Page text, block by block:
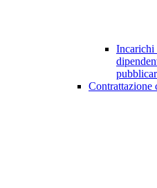
Incarichi
Contrattazione